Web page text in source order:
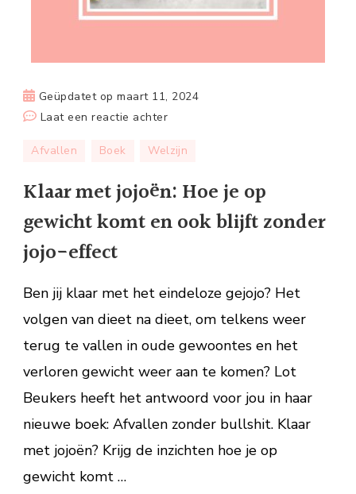
Geüpdatet opmaart 11, 2024
Laat een reactie achterop
met
Hoe
je
en
ook
blijft
zonder
effect
Afvallen Boek Welzijn
Klaar met jojoën: Hoe je op
gewicht komt en ook blijft zonder
jojo-effect
Ben jij klaar met het eindeloze gejojo? Het
volgen van dieet na dieet, om telkens weer
terug te vallen in oude gewoontes en het
verloren gewicht weer aan te komen? Lot
Beukers heeft het antwoord voor jou in haar
nieuwe boek: Afvallen zonder bullshit. Klaar
met jojoën? Krijg de inzichten hoe je op
gewicht komt …